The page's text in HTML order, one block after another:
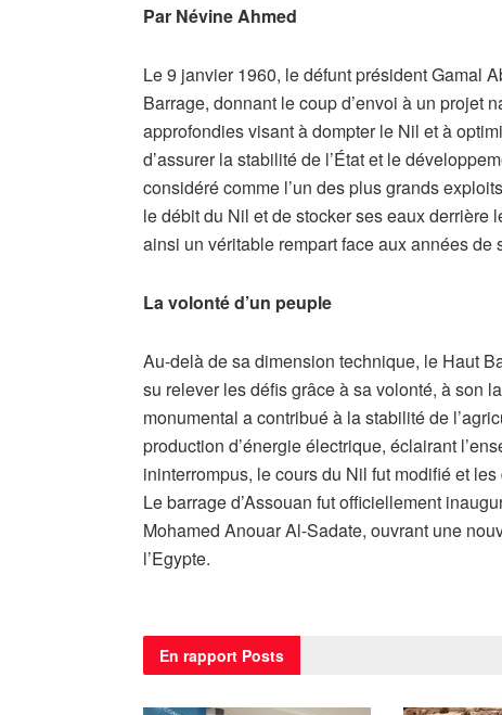
Par Névine Ahmed
Le 9 janvier 1960, le défunt président Gamal
Barrage, donnant le coup d’envoi à un projet
approfondies visant à dompter le Nil et à
d’assurer la stabilité de l’État et le
considéré comme l’un des plus grands
le débit du Nil et de stocker ses eaux
ainsi un véritable rempart face aux années
La volonté d’un peuple
Au-delà de sa dimension technique, le Haut
su relever les défis grâce à sa volonté, à son
monumental a contribué à la stabilité de
production d’énergie électrique, éclairant
ininterrompus, le cours du Nil fut modifié et
Le barrage d’Assouan fut officiellement
Mohamed Anouar Al-Sadate, ouvrant une
l’Egypte.
En rapport Posts